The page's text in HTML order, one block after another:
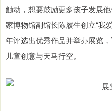
触动，想要鼓励更多孩子发展
家博物馆副馆长陈履生创立“
年评选出优秀作品并举办展览
儿童创意与天马行空。